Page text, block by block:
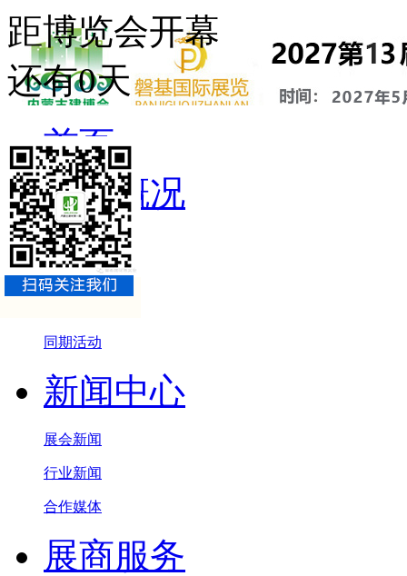
距博览会开幕
还有0天
首页
展会概况
展会介绍
组织机构
同期活动
新闻中心
展会新闻
行业新闻
合作媒体
展商服务